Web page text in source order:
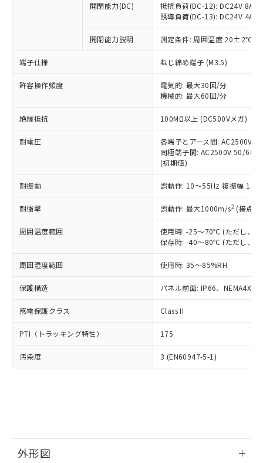
開閉能力(DC)
抵抗負荷(DC-12): DC24V 8A/
誘導負荷(DC-13): DC24V 4A/
開閉能力説明 測定条件: 周囲温度 20±2℃、
端子仕様 ねじ締め端子 (M3.5)
許容操作頻度
電気的: 最大30回/分
機械的: 最大60回/分
絶縁抵抗 100MΩ以上 (DC500Vメガ)
耐電圧
各端子とアース間: AC2500V
同極端子間: AC2500V 50/
(初期値)
耐振動 誤動作: 10～55Hz 複振幅
耐衝撃 誤動作: 最大1000m/s2 (接点
周囲温度範囲
使用時: -25～70℃ (ただし、氷
保存時: -40～80℃ (ただし、氷
周囲湿度範囲 使用時: 35～85%RH
保護構造 パネル前面: IP66、NEMA4X,
感電保護クラス Class II
PTI（トラッキング特性） 175
汚染度 3 (EN60947-5-1)
外形図
以下の条件をお読みいただき、同意のうえ
ご利用ください。
本サービスは、当社制御機器事業取扱
商品の当社在庫状況および標準価格
(税抜)を提供させていただくもので
当社制御機器事業取扱商品の中には、
本サービスの対象外となる商品もある
ことをご了承ください。
在庫状況および標準価格照会結果は、
記載している更新日時点での社内デー
タに基づき作成されるものであり、閲
覧された時点での実際の在庫および標
準価格とは異なる場合があることをご
正式な納期状況および標準価格はお客
様のお取引先、またはお客様担当のオ
ムロン制御機器販売店・当社販売員に
オムロン制御機器販売店や当社販売拠
販売ネットワーク
」をご確認
在庫状況および標準価格結果を当社の
事前の承諾なく第三者に漏洩または開
示しないようお願いします。
マイパーツ機能（部品リスト作成サー
ビス）をご利用いただくには、I-Web
品・サービスに関するお客様との取
対応予定なし：EU RoHS指令（10物質）の
非含有に非対応の商品で、対応品を出す予
調査・確認中：EU RoHS指令（10物質）の
非含有の対応状況を調査中または確認中の
商品です。
非該当品：ライセンス料など無形物で、有
害物質有無と関係のない商品です。
仕入先様の事情により、非含有部品として
いたものが、含有品と判明した場合などや
むを得ず変更することがあります。
鉛(Pb) 1000ppm以下、 水銀(Hg) 1000ppm以下、 カド
六価クロム(Cr(Ⅵ)) 1000ppm以下、ポリ臭化ビフェニル
類(PBB) 1000ppm以下、ポリ臭化ジフェニルエーテル類
ルベンジル（BBP） 1000ppm以下、フタル酸ジブチル
（DBP） 1000ppm以下、フタル酸ジイソブチル
但し、RoHS指令で産業用監視および制御機器に対する
適用除外項目は除く。
フタル酸エステル類の４物質については閾値を超える意
図的な使用がないことを確認しています。
部品在庫の切り替え状況などにより、予定
月が前後することがあります。
「○」：最大均質材料含有率が中国RoHSの
基準値以下であることを示します。
「×」：最大均質材料含有率が中国RoHSの
基準値を超えていることを示します。
「－」：未確認です。当社販売部門へお問
*中国RoHS10物質の基準値 (GB/T26572)：
Pb(鉛) :1000ppm、 Hg(水銀) : 1000ppm、 Cd(カドミウ
Cr(Ⅵ)(六価クロム) : 1000ppm、 PBBs(ポリ臭化ビフェ
ニル類) : 1000ppm、 PBDEs(ポリ臭化ジフェニルエーテ
ル類) : 1000ppm、
DBP(フタル酸ジブチル) : 1000ppm、 DIBP(フタル酸ジ
イソブチル) : 1000ppm、 BBP(フタル酸ブチルベンジ
DEHP(フタル酸ビス(2-エチルヘキシル)) : 1000ppm
「ｅ」：有害物質（10物質）のすべてが基
準値以下であることを示します。
「10」：通常の使用状況下において有害物
質が外部に漏えいし、環境に深刻な影響を
及ぼさない年数を意味します。
当社は、これら貴社製品のうち、外国
為替および外国貿易法に定める商品
（以下｢規制貨物等」という）を輸出
または国外への提供する場合は、日本
国政府の輸出許可(または役務取引許
可)を取得するなどの必要な手続きを
当社は規制貨物を破棄する場合は、完
全に破砕するなど、違法に輸出されな
いよう必要な手段を講じます。
当社は貴社製品を、核兵器、ミサイ
ル、化学兵器、生物兵器またはその他
武器並びにこれらの製造装置等に一切
当社は、貴社製品を第三者に販売する
場合は、上記1、2および3の内容を当
該第三者に通知します。また当社は、
販売先および販売に係わる関係者が違
法に輸出するおそれがある場合は、取
り引きをいたしません。
一定数以上の在庫あり
一定数には満たないが在庫あり
在庫なし(最新の在庫状況につ
いては、お客様のお取引先、ま
たはお客様担当のオムロン制御
機器販売店・当社販売員にご確
受注生産機種、また在庫状況の
情報を公開していない機種